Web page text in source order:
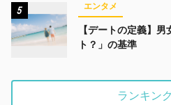
5 エンタメ
【デートの定義】
ト？」の基準
ランキン